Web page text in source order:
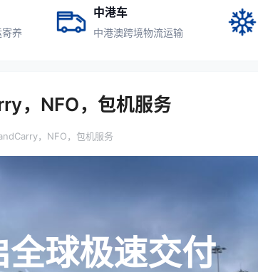
养
中港车
中港澳跨境物流运输
，NFO，包机服务
，NFO，包机服务
球极速交付